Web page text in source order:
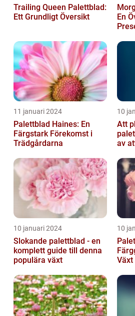
Trailing Queen Palettblad:
Ett Grundligt Översikt
En
11 januari 2024
Palettblad Haines: En
Färgstark Förekomst i
Trädgårdarna
10
Att
av
10 januari 2024
Slokande palettblad - en
komplett guide till denna
populära växt
10